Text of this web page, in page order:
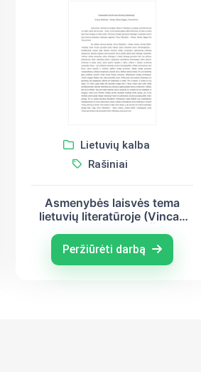
Lietuvių kalba
Rašiniai
Asmenybės laisvės tema
lietuvių literatūroje (Vincas
Ragana, Vincas Krėvė)
Peržiūrėti darbą